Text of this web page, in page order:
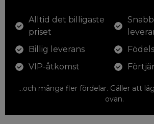
Alltid det billigaste
priset
Billig leverans
VIP-åtkomst
...och många fler fördelar. Gäller att
ovan.